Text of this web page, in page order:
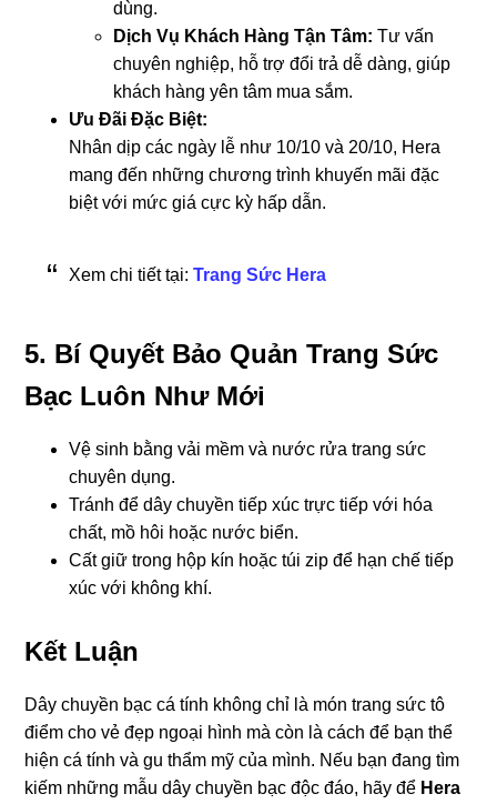
dùng.
Dịch Vụ Khách Hàng Tận Tâm: Tư vấn
chuyên nghiệp, hỗ trợ đổi trả dễ dàng, giúp
khách hàng yên tâm mua sắm.
Ưu Đãi Đặc Biệt:
Nhân dịp các ngày lễ như 10/10 và 20/10, Hera
mang đến những chương trình khuyến mãi đặc
biệt với mức giá cực kỳ hấp dẫn.
Xem chi tiết tại:Trang Sức Hera
5. Bí Quyết Bảo Quản Trang Sức
Bạc Luôn Như Mới
Vệ sinh bằng vải mềm và nước rửa trang sức
chuyên dụng.
Tránh để dây chuyền tiếp xúc trực tiếp với hóa
chất, mồ hôi hoặc nước biển.
Cất giữ trong hộp kín hoặc túi zip để hạn chế tiếp
xúc với không khí.
Kết Luận
Dây chuyền bạc cá tính không chỉ là món trang sức tô
điểm cho vẻ đẹp ngoại hình mà còn là cách để bạn thể
hiện cá tính và gu thẩm mỹ của mình. Nếu bạn đang tìm
kiếm những mẫu dây chuyền bạc độc đáo, hãy để Hera